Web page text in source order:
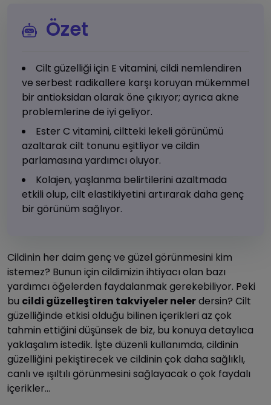
Özet
Cilt güzelliği için E vitamini, cildi nemlendiren
ve serbest radikallere karşı koruyan mükemmel
bir antioksidan olarak öne çıkıyor; ayrıca akne
problemlerine de iyi geliyor.
Ester C vitamini, ciltteki lekeli görünümü
azaltarak cilt tonunu eşitliyor ve cildin
parlamasına yardımcı oluyor.
Kolajen, yaşlanma belirtilerini azaltmada
etkili olup, cilt elastikiyetini artırarak daha genç
bir görünüm sağlıyor.
Cildinin her daim genç ve güzel görünmesini kim
istemez? Bunun için cildimizin ihtiyacı olan bazı
yardımcı öğelerden faydalanmak gerekebiliyor. Peki
bu cildi güzelleştiren takviyeler nelerdersin? Cilt
güzelliğinde etkisi olduğu bilinen içerikleri az çok
tahmin ettiğini düşünsek de biz, bu konuya detaylıca
yaklaşalım istedik. İşte düzenli kullanımda, cildinin
güzelliğini pekiştirecek ve cildinin çok daha sağlıklı,
canlı ve ışıltılı görünmesini sağlayacak o çok faydalı
içerikler…